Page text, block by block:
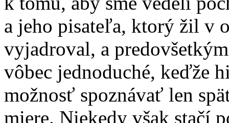
a jeho pisateľa, ktorý žil v
vyjadroval, a
vôbec jednoduché, keďže
možnosť spoznávať len
miere. Niekedy však stačí